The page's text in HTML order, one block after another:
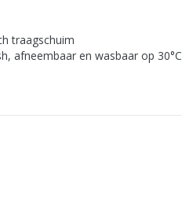
traagschuim
afneembaar en wasbaar op 30°C